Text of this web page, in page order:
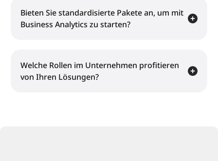
Bieten Sie standardisierte Pakete an, um mit
Business Analytics zu starten?
Welche Rollen im Unternehmen profitieren
von Ihren Lösungen?